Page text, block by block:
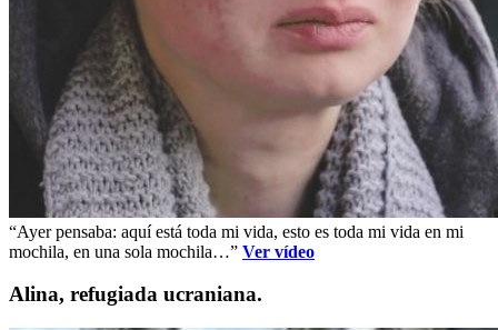
“Ayer pensaba: aquí está toda mi vida, esto es toda mi vida en mi
mochila, en una sola mochila…” Ver vídeo
Alina, refugiada ucraniana.